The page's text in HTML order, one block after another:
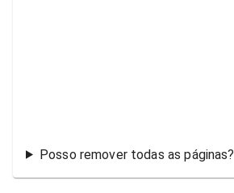
Posso remover todas as páginas?